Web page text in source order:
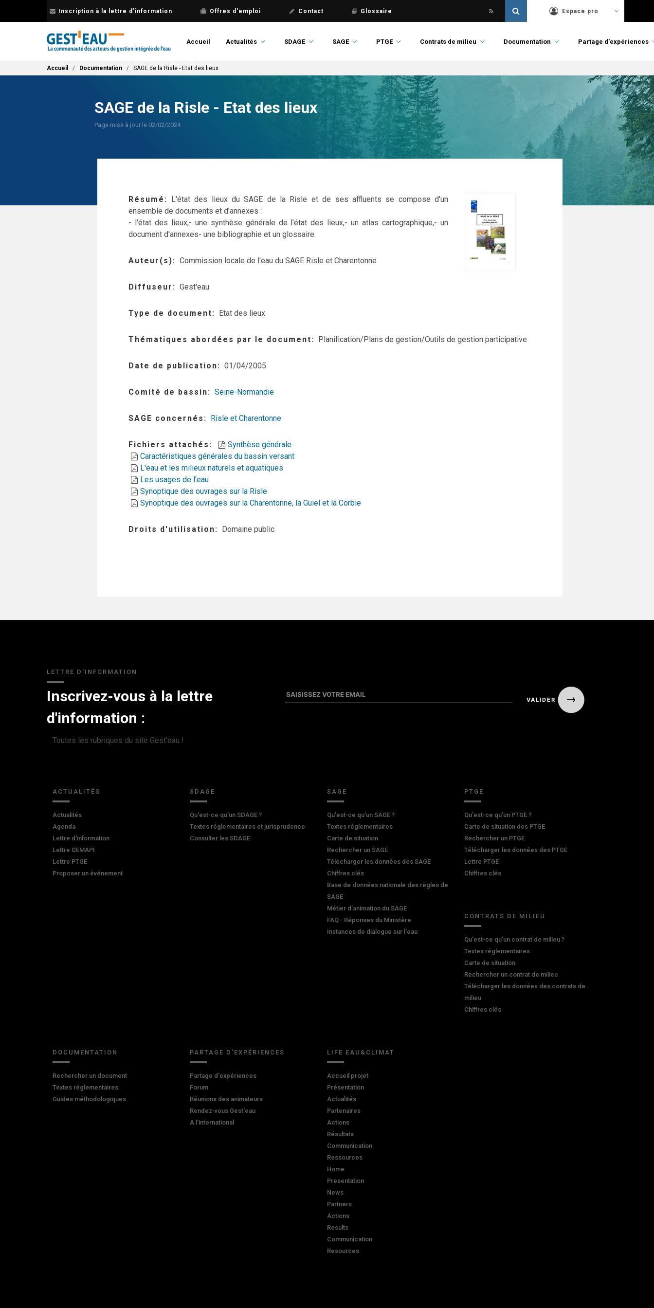
Inscription à la lettre d'information Offres d'emploi Contact Glossaire Espace pro
Accueil Actualités SDAGE SAGE PTGE Contrats de milieu Documentation Partage d'expériences
Fil d'Ariane
Accueil Documentation SAGE de la Risle - Etat des lieux
SAGE de la Risle - Etat des lieux
Page mise à jour le 02/02/2024
Résumé
L'état des lieux du SAGE de la Risle et de ses affluents se compose d'un
ensemble de documents et d'annexes :
- l'état des lieux,- une synthèse générale de l'état des lieux,- un atlas cartographique,- un
document d'annexes- une bibliographie et un glossaire.
Auteur(s) Commission locale de l'eau du SAGE Risle et Charentonne
Diffuseur Gest'eau
Type de document Etat des lieux
Thématiques abordées par le document Planification/Plans de gestion/Outils de gestion participative
Date de publication 01/04/2005
Comité de bassin Seine-Normandie
SAGE concernés Risle et Charentonne
Fichiers attachés
Synthèse générale
Caractéristiques générales du bassin versant
L'eau et les milieux naturels et aquatiques
Les usages de l'eau
Synoptique des ouvrages sur la Risle
Synoptique des ouvrages sur la Charentonne, la Guiel et la Corbie
Droits d'utilisation Domaine public
LETTRE D'INFORMATION
Inscrivez-vous à la lettre
d'information :
Toutes les rubriques du site Gest'eau !
ACTUALITÉS
Actualités
Agenda
Lettre d'information
Lettre GEMAPI
Lettre PTGE
Proposer un événement
SDAGE
Qu'est-ce qu'un SDAGE ?
Textes réglementaires et jurisprudence
Consulter les SDAGE
SAGE
Qu'est-ce qu'un SAGE ?
Textes réglementaires
Carte de situation
Rechercher un SAGE
Télécharger les données des SAGE
Chiffres clés
Base de données nationale des règles de
SAGE
Métier d'animation du SAGE
FAQ - Réponses du Ministère
Instances de dialogue sur l'eau
PTGE
Qu’est-ce qu’un PTGE ?
Carte de situation des PTGE
Rechercher un PTGE
Télécharger les données des PTGE
Lettre PTGE
Chiffres clés
CONTRATS DE MILIEU
Qu'est-ce qu'un contrat de milieu ?
Textes réglementaires
Carte de situation
Rechercher un contrat de milieu
Télécharger les données des contrats de
milieu
Chiffres clés
DOCUMENTATION
Rechercher un document
Textes réglementaires
Guides méthodologiques
PARTAGE D'EXPÉRIENCES
Partage d'expériences
Forum
Réunions des animateurs
Rendez-vous Gest'eau
A l'international
LIFE EAU&CLIMAT
Accueil projet
Présentation
Actualités
Partenaires
Actions
Résultats
Communication
Ressources
Home
Presentation
News
Partners
Actions
Results
Communication
Resources